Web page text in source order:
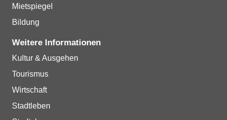
Mietspiegel
Bildung
Weitere Informationen
Kultur & Ausgehen
Tourismus
Wirtschaft
Stadtleben